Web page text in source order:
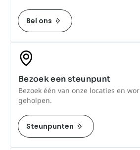
Bel ons
Bezoek een steunpunt
Bezoek één van onze locaties en
geholpen.
Steunpunten